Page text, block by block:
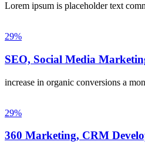
Lorem ipsum is placeholder text
29%
SEO, Social Media
increase in organic conversions a
29%
360 Marketing, CRM